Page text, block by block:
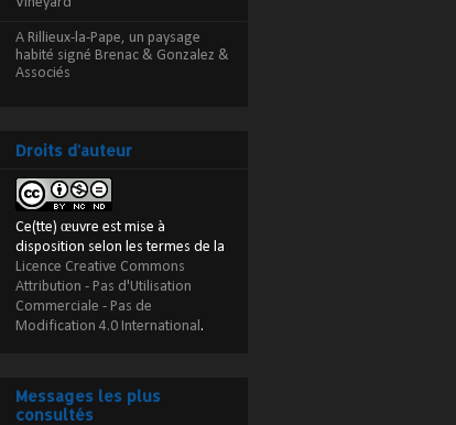
A Rillieux-la-Pape, un paysage
habité signé Brenac & Gonzalez &
Associés
Droits d'auteur
Ce(tte) œuvre est mise à
disposition selon les termes de la
Licence Creative Commons
Attribution - Pas d'Utilisation
Commerciale - Pas de
Modification 4.0 International .
Messages les plus
consultés